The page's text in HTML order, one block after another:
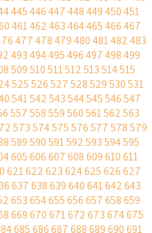
445446447448449450451
461462463464465466467
477478479480481482483
493494495496497498499
509510511512513514515
525526527528529530531
541542543544545546547
557558559560561562563
573574575576577578579
589590591592593594595
605606607608609610611
621622623624625626627
637638639640641642643
653654655656657658659
669670671672673674675
685686687688689690691